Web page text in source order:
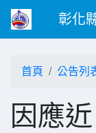
彰化
首頁 公告列
因應